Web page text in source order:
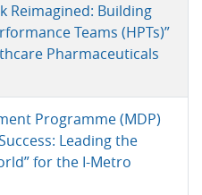
Reimagined: Building
Teams (HPTs)”
Pharmaceuticals
Programme (MDP)
Leading the
for the I-Metro